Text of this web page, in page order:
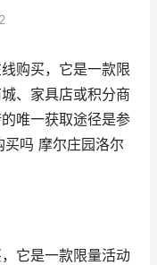
购买，它是一款限
、家具店或积分商
唯一获取途径是参
买吗 摩尔庄园洛尔
它是一款限量活动